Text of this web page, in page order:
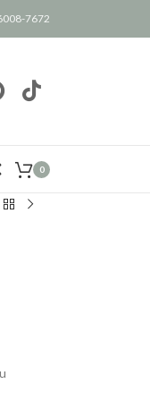
7672
0